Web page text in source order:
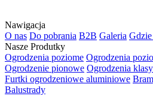
Nawigacja
O nas Do pobrania B2B Galeria
Nasze Produtky
Ogrodzenia poziome Ogrodzenia
Ogrodzenie pionowe Ogrodzenia
Furtki ogrodzeniowe aluminiowe
Balustrady